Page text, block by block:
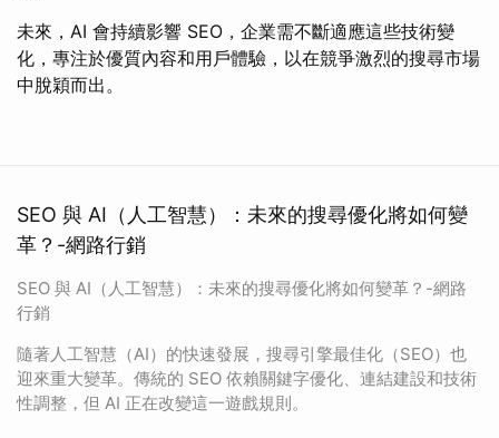
未來，AI 會持續影響 SEO，企業需不斷適應這些技術變
化，專注於優質內容和用戶體驗，以在競爭激烈的搜尋市場
中脫穎而出。
SEO 與 AI（人工智慧）：未來的搜尋優化將如何變
革？-網路行銷
SEO 與 AI（人工智慧）：未來的搜尋優化將如何變革？-網路
行銷
隨著人工智慧（AI）的快速發展，搜尋引擎最佳化（SEO）也
迎來重大變革。傳統的 SEO 依賴關鍵字優化、連結建設和技術
性調整，但 AI 正在改變這一遊戲規則。